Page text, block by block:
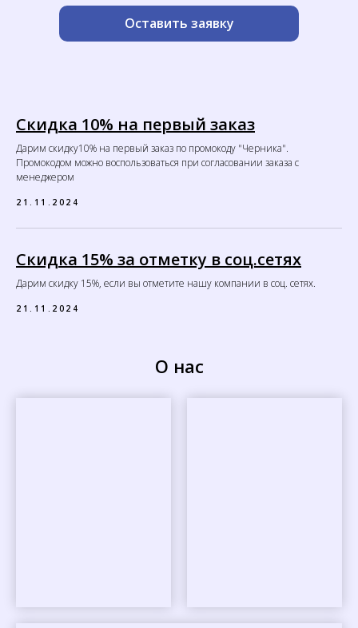
Оставить заявку
Скидка 10% на первый заказ
Дарим скидку10% на первый заказ по промокоду "Черника".
Промокодом можно воспользоваться при согласовании заказа с
менеджером
21.11.2024
Скидка 15% за отметку в соц.сетях
Дарим скидку 15%, если вы отметите нашу компании в соц. сетях.
21.11.2024
О нас